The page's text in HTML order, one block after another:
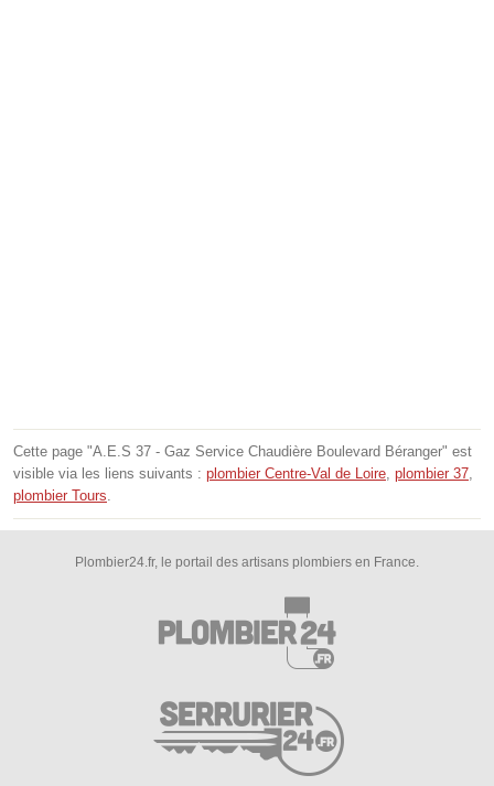
Cette page "A.E.S 37 - Gaz Service Chaudière Boulevard Béranger" est
visible via les liens suivants : plombier Centre-Val de Loire plombier 37
plombier Tours
Plombier24.fr, le portail des artisans plombiers en France.